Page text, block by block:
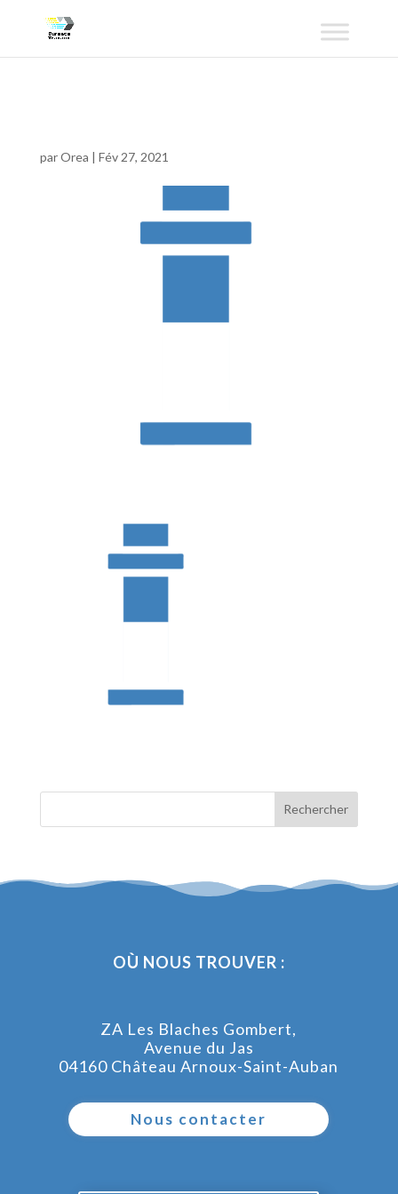
parOrea | Fév 27, 2021
OÙ NOUS TROUVER :
ZA Les Blaches Gombert,
Avenue du Jas
04160 Château Arnoux-Saint-Auban
Nous contacter